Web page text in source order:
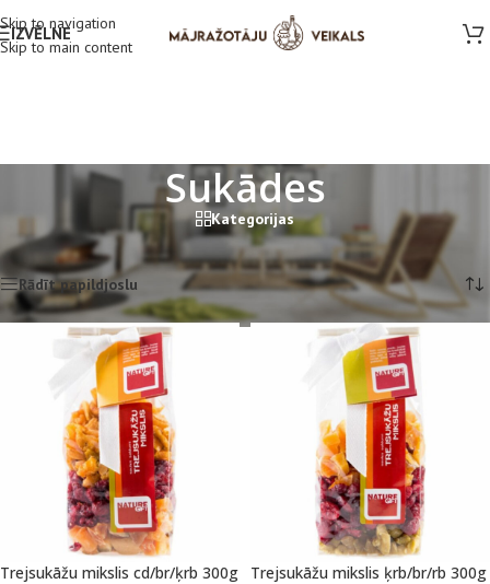
Skip to navigation
Skip to main content
IZVĒLNE
Sukādes
Kategorijas
Sākums/Veikals/Sukādes Showing all 9 results
Rādīt papildjoslu
Trejsukāžu mikslis cd/br/ķrb 300g Trejsukāžu mikslis ķrb/br/rb 300g